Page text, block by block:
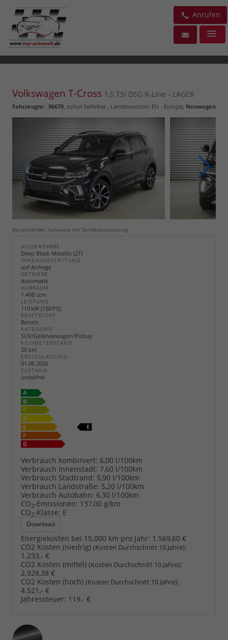
Anrufen
Volkswagen T-Cross 1,5 TSI DSG R-Line - LAGER
Fahrzeugnr.: 96670 sofort lieferbar , Landesversion: EU - Europa, Neuwagen
Beispielbilder, teilweise mit Sonderausstattung
AUSSENFARBE
Deep Black Metallic (2T)
INNENAUSSTATTUNG
auf Anfrage
GETRIEBE
Automatik
HUBRAUM
1.498 ccm
LEISTUNG
110 kW (150 PS)
KRAFTSTOFF
Benzin
KATEGORIE
SUV/Geländewagen/Pickup
KILOMETERSTAND
20 km
ERSTZULASSUNG
01.06.2026
ZUSTAND
unfallfrei
Verbrauch kombiniert: 6,00 l/100km
Verbrauch Innenstadt: 7,60 l/100km
Verbrauch Stadtrand: 5,90 l/100km
Verbrauch Landstraße: 5,20 l/100km
Verbrauch Autobahn: 6,30 l/100km
CO2-Emissionen: 137,00 g/km
CO2-Klasse: E
Download
Energiekosten bei 15.000 km pro Jahr: 1.569,60 €
CO2 Kosten (niedrig) (Kosten Durchschnitt 10 Jahre):
1.233,- €
CO2 Kosten (mittel) (Kosten Durchschnitt 10 Jahre):
2.928,38 €
CO2 Kosten (hoch) (Kosten Durchschnitt 10 Jahre):
4.521,- €
Jahressteuer: 119,- €